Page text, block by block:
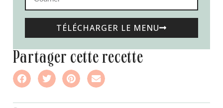
TÉLÉCHARGER LE MENU
partager cette recette